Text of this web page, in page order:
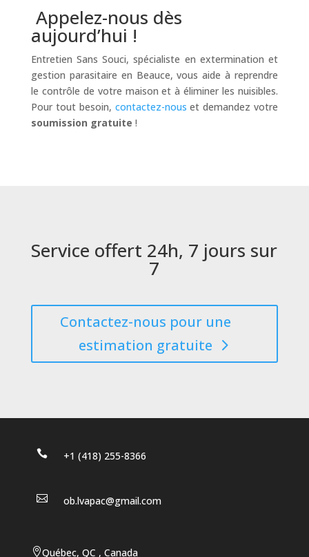
Appelez-nous dès
aujourd’hui !
Entretien Sans Souci, spécialiste en extermination et
gestion parasitaire en Beauce, vous aide à reprendre
le contrôle de votre maison et à éliminer les nuisibles.
Pour tout besoin, contactez-nous et demandez votre
soumission gratuite !
Service offert 24h, 7 jours sur
7
Contactez-nous pour une
estimation gratuite
 +1 (418) 255-8366
 ob.lvapac@gmail.com
Québec, QC , Canada